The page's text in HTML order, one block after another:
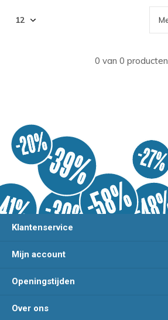
0 van 0 producten
Klantenservice
Mijn account
Openingstijden
Over ons